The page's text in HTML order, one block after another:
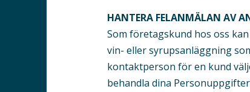
HANTERA FELANMÄLAN AV
Som företagskund hos oss
vin- eller syrupsanläggning
kontaktperson för en kund
behandla dina